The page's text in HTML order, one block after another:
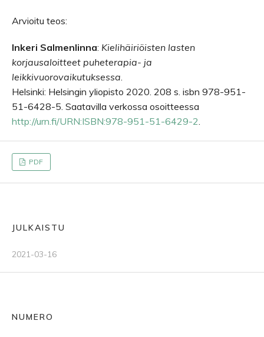
Arvioitu teos:
Inkeri Salmenlinna: Kielihäiriöisten lasten
korjausaloitteet puheterapia- ja
leikkivuorovaikutuksessa.
Helsinki: Helsingin yliopisto 2020. 208 s. isbn 978-951-
51-6428-5. Saatavilla verkossa osoitteessa
http://urn.fi/URN:ISBN:978-951-51-6429-2.
PDF
JULKAISTU
2021-03-16
NUMERO